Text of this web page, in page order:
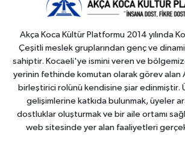
Akça Koca Kültür Platformu 2014 yılında
Çeşitli meslek gruplarından genç ve
sahiptir. Kocaeli'ye ismini veren ve
yerinin fethinde komutan olarak görev alan
birleştirici rolünü kendisine şiar edinmiştir.
gelişimlerine katkıda bulunmak, üyeler
dostluklar oluşturmak ve bir aile ortamı
web sitesinde yer alan faaliyetleri